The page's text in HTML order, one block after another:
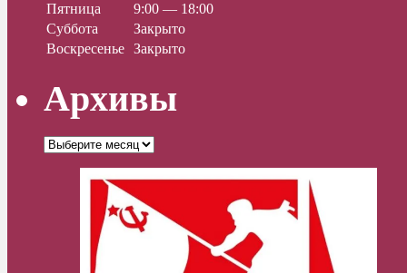
Пятница
9:00 — 18:00
Суббота
Закрыто
Воскресенье Закрыто
Архивы
Архивы